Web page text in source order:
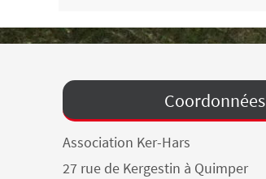
Coordonnées
Association Ker-Hars
27 rue de Kergestin à Quimper